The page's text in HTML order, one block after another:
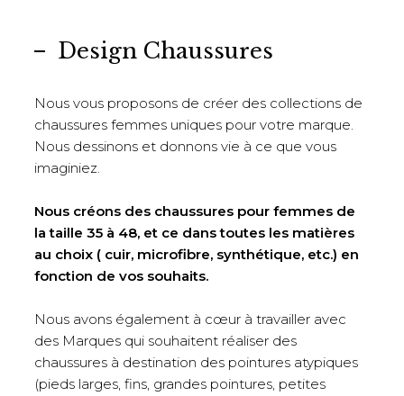
Design Chaussures
Nous vous proposons de créer des collections de
chaussures femmes uniques pour votre marque.
Nous dessinons et donnons vie à ce que vous
imaginiez.
Nous créons des chaussures pour femmes de
la taille 35 à 48, et ce dans toutes les matières
au choix ( cuir, microfibre, synthétique, etc.) en
fonction de vos souhaits.
Nous avons également à cœur à travailler avec
des Marques qui souhaitent réaliser des
chaussures à destination des pointures atypiques
(pieds larges, fins, grandes pointures, petites